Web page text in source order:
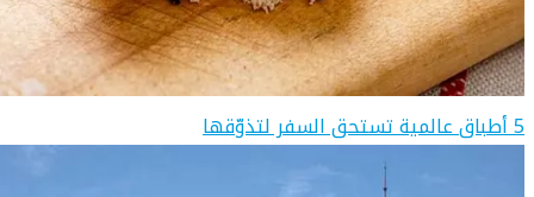
5 أطباق عالمية تستحق السفر لتذوّقها